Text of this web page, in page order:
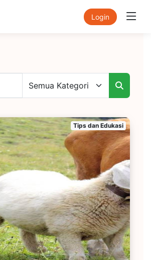
Login
Tips dan Edukasi